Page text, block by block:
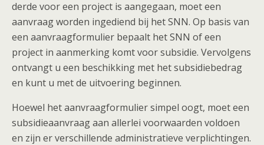
derde voor een project is aangegaan, moet een
aanvraag worden ingediend bij het SNN. Op basis van
een aanvraagformulier bepaalt het SNN of een
project in aanmerking komt voor subsidie. Vervolgens
ontvangt u een beschikking met het subsidiebedrag
en kunt u met de uitvoering beginnen.
Hoewel het aanvraagformulier simpel oogt, moet een
subsidieaanvraag aan allerlei voorwaarden voldoen
en zijn er verschillende administratieve verplichtingen.